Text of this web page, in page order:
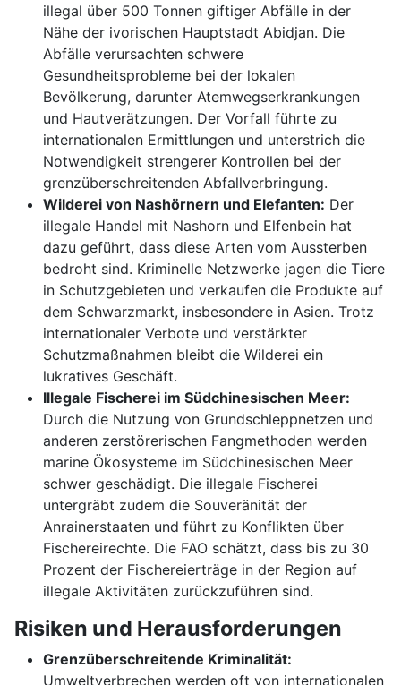
illegal über 500 Tonnen giftiger Abfälle in der
Nähe der ivorischen Hauptstadt Abidjan. Die
Abfälle verursachten schwere
Gesundheitsprobleme bei der lokalen
Bevölkerung, darunter Atemwegserkrankungen
und Hautverätzungen. Der Vorfall führte zu
internationalen Ermittlungen und unterstrich die
Notwendigkeit strengerer Kontrollen bei der
grenzüberschreitenden Abfallverbringung.
Wilderei von Nashörnern und Elefanten: Der
illegale Handel mit Nashorn und Elfenbein hat
dazu geführt, dass diese Arten vom Aussterben
bedroht sind. Kriminelle Netzwerke jagen die Tiere
in Schutzgebieten und verkaufen die Produkte auf
dem Schwarzmarkt, insbesondere in Asien. Trotz
internationaler Verbote und verstärkter
Schutzmaßnahmen bleibt die Wilderei ein
lukratives Geschäft.
Illegale Fischerei im Südchinesischen Meer:
Durch die Nutzung von Grundschleppnetzen und
anderen zerstörerischen Fangmethoden werden
marine Ökosysteme im Südchinesischen Meer
schwer geschädigt. Die illegale Fischerei
untergräbt zudem die Souveränität der
Anrainerstaaten und führt zu Konflikten über
Fischereirechte. Die FAO schätzt, dass bis zu 30
Prozent der Fischereierträge in der Region auf
illegale Aktivitäten zurückzuführen sind.
Risiken und Herausforderungen
Grenzüberschreitende Kriminalität:
Umweltverbrechen werden oft von internationalen